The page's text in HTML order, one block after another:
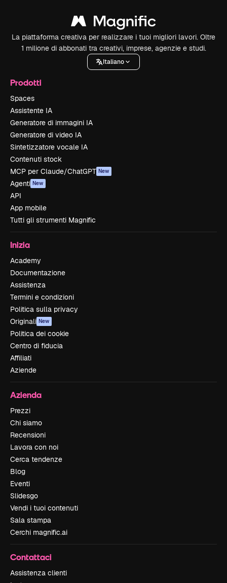
La piattaforma creativa per realizzare i tuoi migliori lavori. Oltre
1 milione di abbonati tra creativi, imprese, agenzie e studi.
Italiano
Prodotti
Spaces
Assistente IA
Generatore di immagini IA
Generatore di video IA
Sintetizzatore vocale IA
Contenuti stock
MCP per Claude/ChatGPT New
Agenti New
API
App mobile
Tutti gli strumenti Magnific
Inizia
Academy
Documentazione
Assistenza
Termini e condizioni
Politica sulla privacy
Originali New
Politica dei cookie
Centro di fiducia
Affiliati
Aziende
Azienda
Prezzi
Chi siamo
Recensioni
Lavora con noi
Cerca tendenze
Blog
Eventi
Slidesgo
Vendi i tuoi contenuti
Sala stampa
Cerchi magnific.ai
Contattaci
Assistenza clienti